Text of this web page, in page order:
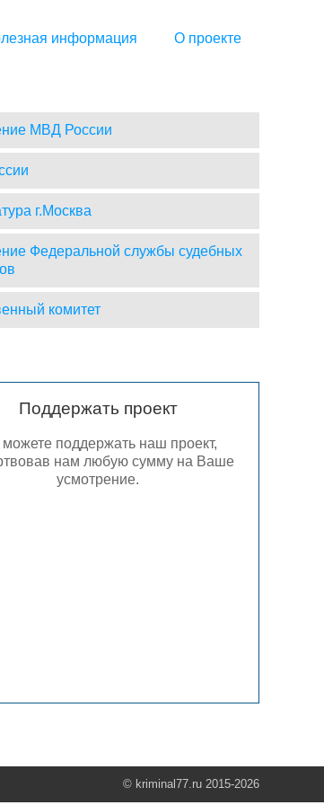
информация О проекте
МВД России
г.Москва
Федеральной службы судебных
комитет
Поддержать проект
поддержать наш проект,
нам любую сумму на Ваше
усмотрение.
© kriminal77.ru 2015-2026